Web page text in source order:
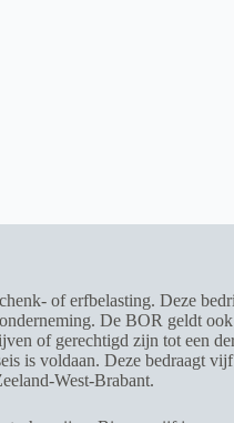
of erfbelasting. Deze
De BOR geldt
of gerechtigd zijn tot een
is voldaan. Deze bedraagt
West-Brabant.